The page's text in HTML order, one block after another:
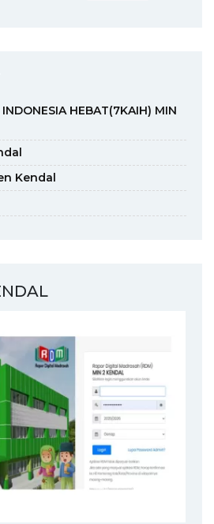
HEBAT(7KAIH) MIN
Kendal